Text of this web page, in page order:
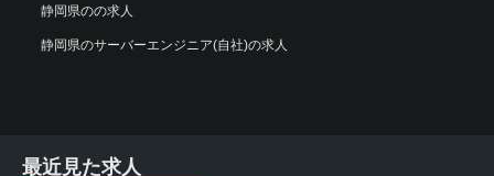
静岡県のの求人
静岡県のサーバーエンジニア(自社)の求人
最近見た求人